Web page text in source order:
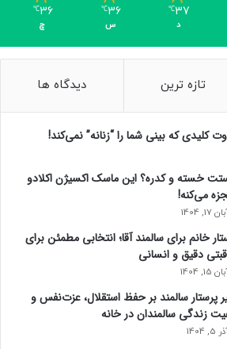
37
℃
د
36
℃
س
36
℃
چ
تازه ترین دیدگاه ها
خسته و کدره؟ این ماسک اکسیژن اکلادو
می‌کنه!
17, 1404
خانم برای سالمند آقا؛ انتخابی مطمئن برای
دقیق و انسانی
15, 1404
پرستار سالمند بر حفظ استقلال، عزت‌نفس و
زندگی سالمندان در خانه
1404